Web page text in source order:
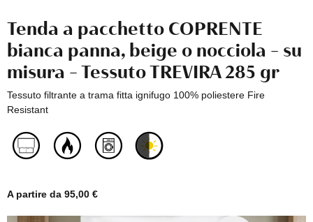
Tenda a pacchetto COPRENTE
bianca panna, beige o nocciola – su
misura – Tessuto TREVIRA 285 gr
Tessuto filtrante a trama fitta ignifugo 100% poliestere Fire
Resistant
A partire da 95,00 €